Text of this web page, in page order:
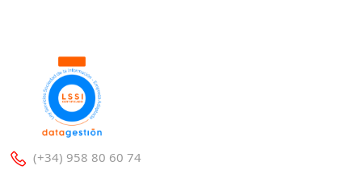
(+34) 958 80 60 74